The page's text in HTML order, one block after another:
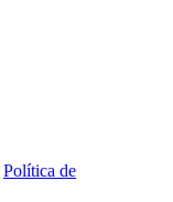
Política de